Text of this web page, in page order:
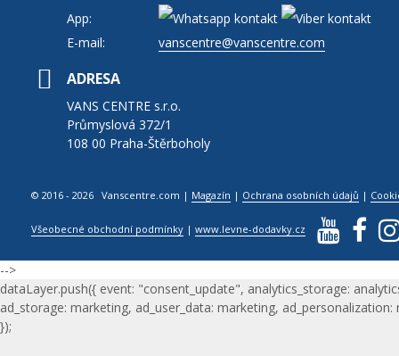
App:
E-mail:
vanscentre@vanscentre.com
ADRESA
VANS CENTRE s.r.o.
Průmyslová 372/1
108 00 Praha-Štěrboholy
© 2016 - 2026 Vanscentre.com | Magazín | Ochrana osobních údajů |
Všeobecné obchodní podmínky |www.levne-dodavky.cz
-->
dataLayer.push({ event: "consent_update", analytics_storage:
ad_storage: marketing, ad_user_data: marketing, ad_personalization:
});